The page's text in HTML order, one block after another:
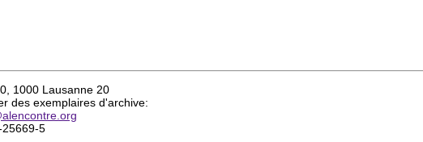
1000 Lausanne 20
des exemplaires d'archive:
5